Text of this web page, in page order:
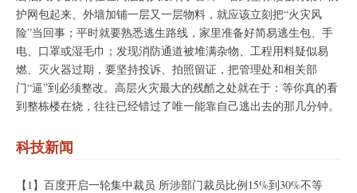
护网包起来、外墙加铺一层又一层物料，就应该立刻把“火灾风
险”当回事；平时就要熟悉逃生路线，家里准备好简易逃生包、手
电、口罩或湿毛巾；发现消防通道被堆满杂物、工程用料疑似易
燃、灭火器过期，要坚持投诉、拍照留证，把管理处和相关部
门“逼”到必须整改。高层火灾最大的残酷之处就在于：等你真的看
到整栋楼在烧，往往已经错过了唯一能靠自己逃出去的那几分钟。
科技新闻
【1】百度开启一轮集中裁员 所涉部门裁员比例15%到30%不等